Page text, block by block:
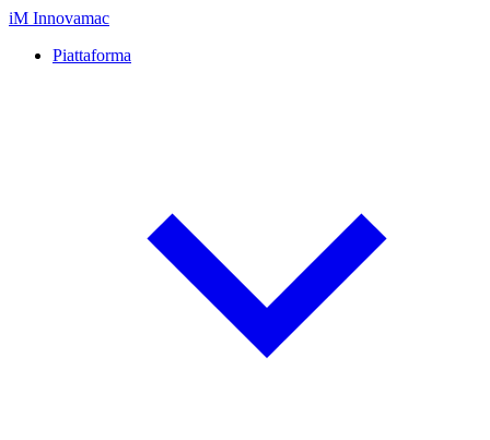
iM Innovamac
Piattaforma